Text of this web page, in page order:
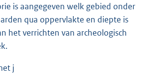
is aangegeven welk gebied onder
qua oppervlakte en diepte is
het verrichten van archeologisch
j